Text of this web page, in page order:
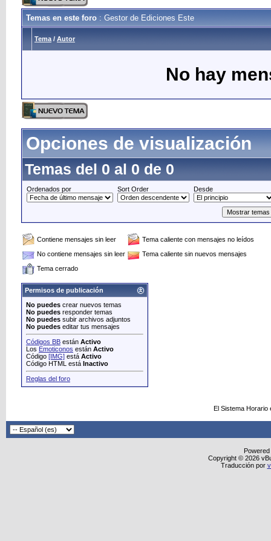
Temas en este foro : Gestor de Ediciones Este
Tema / Autor
No hay
Opciones de visualización
Temas del 0 al 0 de 0
Ordenados por Sort Order Desde
Contiene mensajes sin leer
Tema caliente con mensajes no leídos
No contiene mensajes sin leer
Tema caliente sin nuevos mensajes
Tema cerrado
Permisos de publicación
No puedes crear nuevos temas
No puedes responder temas
No puedes subir archivos adjuntos
No puedes editar tus mensajes
Códigos BB están Activo
Los Emoticonos están Activo
Código [IMG] está Activo
Código HTML está Inactivo
Reglas del foro
El Sistema
Copyright © 2026
Traducción por